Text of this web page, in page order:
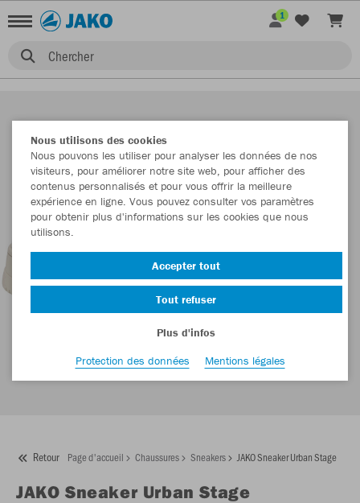
Chercher
1
Retour Page d'accueil Chaussures Sneakers JAKO Sneaker Urban Stage
JAKO Sneaker Urban Stage
Nous utilisons des cookies
Nous pouvons les utiliser pour analyser les données de nos
visiteurs, pour améliorer notre site web, pour afficher des
contenus personnalisés et pour vous offrir la meilleure
expérience en ligne. Vous pouvez consulter vos paramètres
pour obtenir plus d'informations sur les cookies que nous
utilisons.
Accepter tout
Tout refuser
Plus d'infos
Protection des données
Mentions légales